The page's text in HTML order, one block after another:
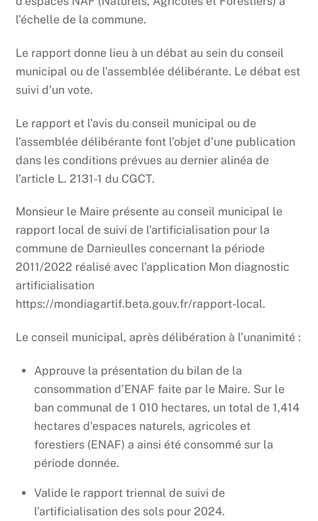
l’échelle de la commune.
Le rapport donne lieu à un débat au sein du conseil
municipal ou de l’assemblée délibérante. Le débat est
suivi d’un vote.
Le rapport et l’avis du conseil municipal ou de
l’assemblée délibérante font l’objet d’une publication
dans les conditions prévues au dernier alinéa de
l’article L. 2131-1 du CGCT.
Monsieur le Maire présente au conseil municipal le
rapport local de suivi de l’artificialisation pour la
commune de Darnieulles concernant la période
2011/2022 réalisé avec l’application Mon diagnostic
artificialisation
https://mondiagartif.beta.gouv.fr/rapport-local.
Le conseil municipal, après délibération à l’unanimité :
Approuve la présentation du bilan de la
consommation d’ENAF faite par le Maire. Sur le
ban communal de 1 010 hectares, un total de 1,414
hectares d’espaces naturels, agricoles et
forestiers (ENAF) a ainsi été consommé sur la
période donnée.
Valide le rapport triennal de suivi de
l’artificialisation des sols pour 2024.